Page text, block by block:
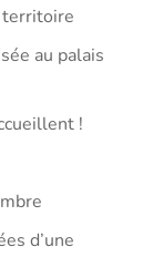
territoire
au palais
!
d’une